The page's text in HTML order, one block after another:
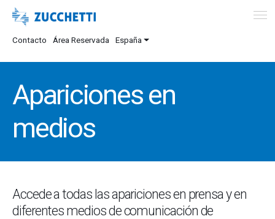
Contacto Área Reservada España
Apariciones en
medios
Accede a todas las apariciones en prensa y en
diferentes medios de comunicación de